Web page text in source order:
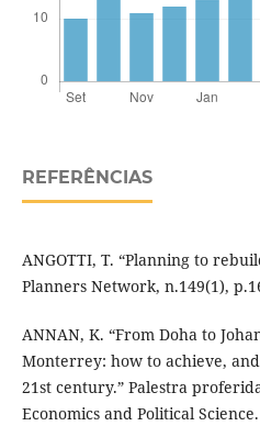
REFERÊNCIAS
ANGOTTI, T. “Planning to
Planners Network, n.149(1),
ANNAN, K. “From Doha to
Monterrey: how to achieve,
21st century.” Palestra
Economics and Political